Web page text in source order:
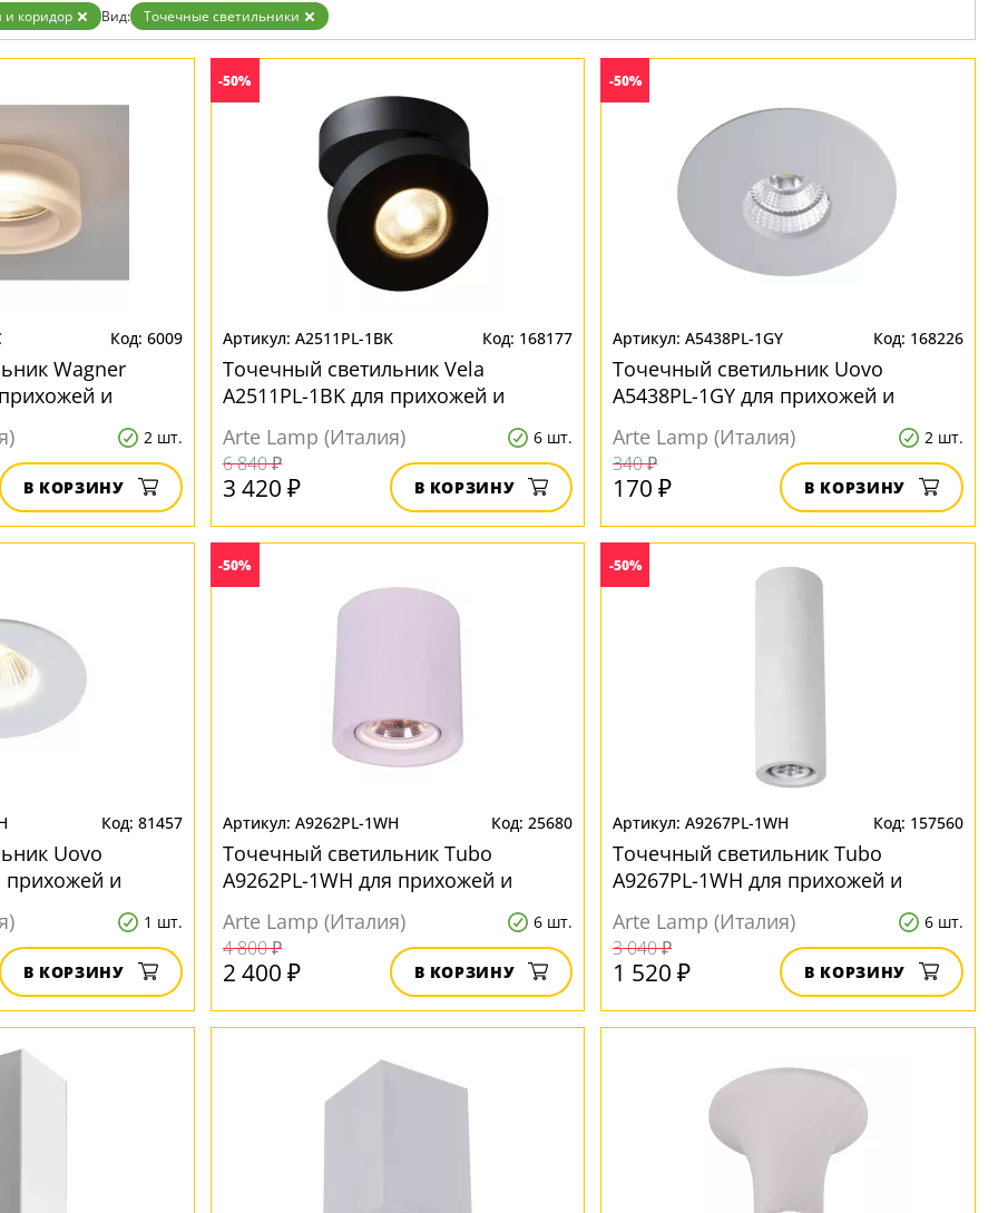
Бронза
Золото
Прозрачные
и коридор Вид: Точечные светильники
6009
Wagner
и
2 шт.
В КОРЗИНУ
-50%
A2511PL-1BK 168177
Точечный светильник Vela
A2511PL-1BK для прихожей и
Arte Lamp (Италия) 6 шт.
6 840 ₽
3 420 ₽ В КОРЗИНУ
-50%
A5438PL-1GY 168226
Точечный светильник Uovo
A5438PL-1GY для прихожей и
Arte Lamp (Италия) 2 шт.
340 ₽
170 ₽ В КОРЗИНУ
81457
Uovo
прихожей и
1 шт.
В КОРЗИНУ
-50%
A9262PL-1WH 25680
Точечный светильник Tubo
A9262PL-1WH для прихожей и
Arte Lamp (Италия) 6 шт.
4 800 ₽
2 400 ₽ В КОРЗИНУ
-50%
A9267PL-1WH 157560
Точечный светильник Tubo
A9267PL-1WH для прихожей и
Arte Lamp (Италия) 6 шт.
3 040 ₽
1 520 ₽ В КОРЗИНУ